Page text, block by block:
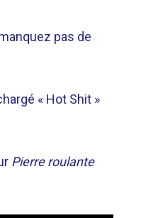
pas de
« Hot Shit »
Pierre roulante